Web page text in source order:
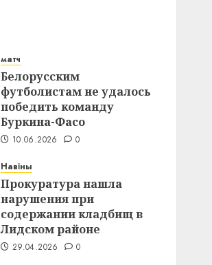
матч
Белорусским
футболистам не удалось
победить команду
Буркина-Фасо
10.06.2026 0
Навіны
Прокуратура нашла
нарушения при
содержании кладбищ в
Лидском районе
29.04.2026 0